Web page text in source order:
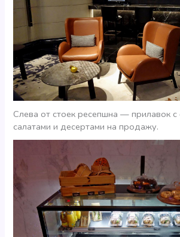
Слева от стоек ресепшна — прилавок с
салатами и десертами на продажу.